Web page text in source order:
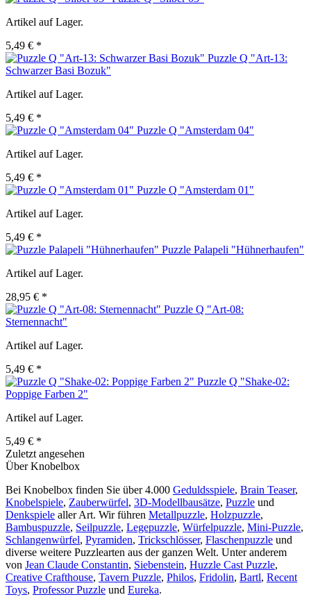
Artikel auf Lager.
5,49 € *
Puzzle Q "Art-13:
Schwarzer Basi Bozuk"
Artikel auf Lager.
5,49 € *
Puzzle Q "Amsterdam 04"
Artikel auf Lager.
5,49 € *
Puzzle Q "Amsterdam 01"
Artikel auf Lager.
5,49 € *
Puzzle Palapeli "Hühnerhaufen"
Artikel auf Lager.
28,95 € *
Puzzle Q "Art-08:
Sternennacht"
Artikel auf Lager.
5,49 € *
Puzzle Q "Shake-02:
Poppige Farben 2"
Artikel auf Lager.
5,49 € *
Zuletzt angesehen
Über Knobelbox
Bei Knobelbox finden Sie über 4.000 Geduldsspiele, Brain Teaser,
Knobelspiele, Zauberwürfel, 3D-Modellbausätze, Puzzle und
Denkspiele aller Art. Wir führen Metallpuzzle, Holzpuzzle,
Bambuspuzzle, Seilpuzzle, Legepuzzle, Würfelpuzzle, Mini-Puzzle,
Schlangenwürfel, Pyramiden, Trickschlösser, Flaschenpuzzle und
diverse weitere Puzzlearten aus der ganzen Welt. Unter anderem
von Jean Claude Constantin, Siebenstein, Huzzle Cast Puzzle,
Creative Crafthouse, Tavern Puzzle, Philos, Fridolin, Bartl, Recent
Toys, Professor Puzzle und Eureka.